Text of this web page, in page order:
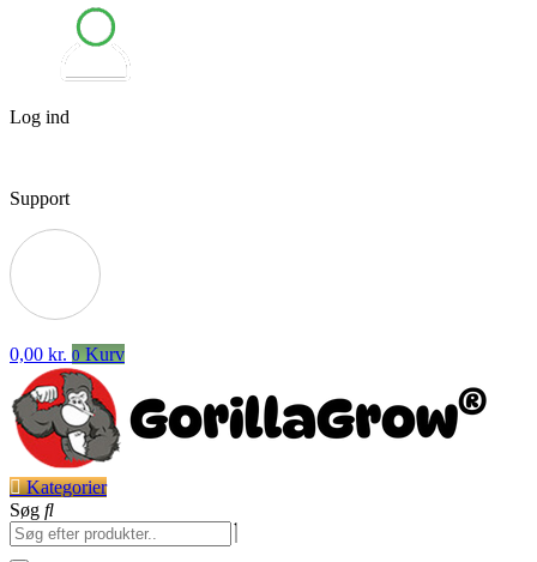
Log ind
Support
0,00 kr. 0 Kurv
Kategorier
Søg